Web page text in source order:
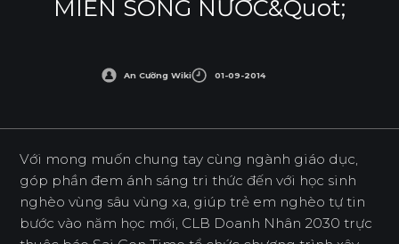
MIỀN SÔNG NƯỚC&quot;
An Cường Wiki 01-09-2014
Với mong muốn chung tay cùng ngành giáo dục,
góp phần đem ánh sáng tri thức đến với học sinh
nghèo vùng sâu vùng xa, giúp trẻ em nghèo tự tin
bước vào năm học mới, CLB Doanh Nhân 2030 trực